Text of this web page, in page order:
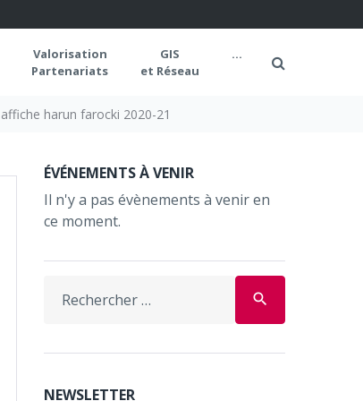
Valorisation
Partenariats
GIS
et Réseau
...
affiche harun farocki 2020-21
ÉVÉNEMENTS À VENIR
Il n'y a pas évènements à venir en
ce moment.
for:
search
NEWSLETTER